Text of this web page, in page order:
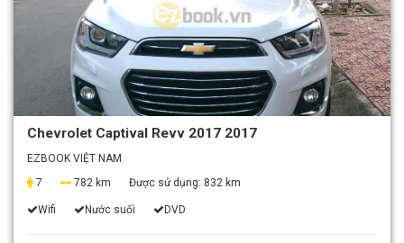
Chevrolet Captival Revv 2017 2017
EZBOOK VIỆT NAM
7
782 km Được sử dụng: 832 km
Wifi Nước suối DVD